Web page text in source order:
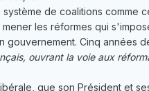
de coalitions comme
les réformes qui
gouvernement. Cinq années
ouvrant la voie aux
que son Président et ses